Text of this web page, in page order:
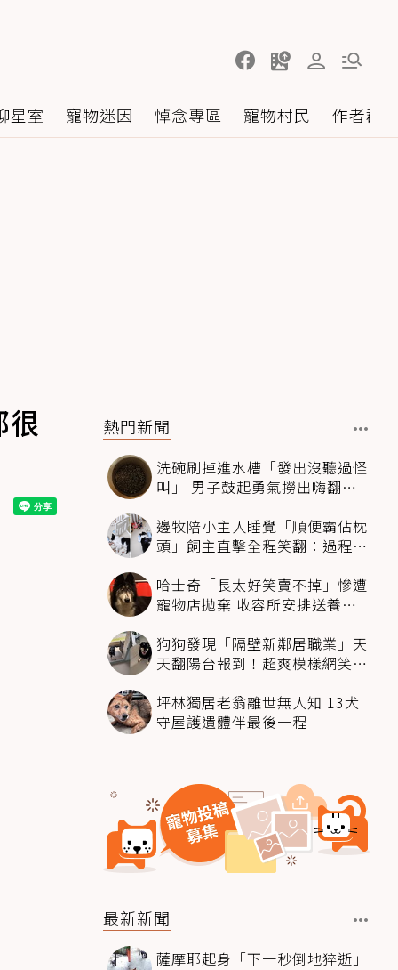
星室 寵物迷因 悼念專區 寵物村民 作者群
很 熱門新聞
洗碗刷掉進水槽「發出沒聽過怪
叫」 男子鼓起勇氣撈出嗨翻：
邊牧陪小主人睡覺「順便霸佔枕
頭」飼主直擊全程笑翻：過程絲
哈士奇「長太好笑賣不掉」慘遭
寵物店拋棄 收容所安排送養活
狗狗發現「隔壁新鄰居職業」天
天翻陽台報到！超爽模樣網笑
坪林獨居老翁離世無人知 13犬
守屋護遺體伴最後一程
最新新聞
薩摩耶起身「下一秒倒地猝逝」